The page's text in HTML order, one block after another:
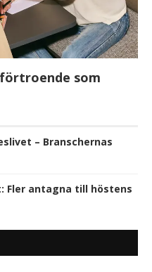
som
– Branschernas
Fler antagna till höstens